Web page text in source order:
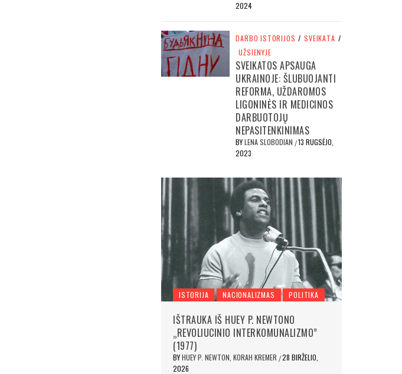
2024
DARBO ISTORIJOS / SVEIKATA /
UŽSIENYJE
SVEIKATOS APSAUGA
UKRAINOJE: ŠLUBUOJANTI
REFORMA, UŽDAROMOS
LIGONINĖS IR MEDICINOS
DARBUOTOJŲ
NEPASITENKINIMAS
BYLENA SLOBODIAN /13 RUGSĖJO,
2023
ISTORIJA NACIONALIZMAS POLITIKA
IŠTRAUKA IŠ HUEY P. NEWTONO
„REVOLIUCINIO INTERKOMUNALIZMO”
(1977)
BYHUEY P. NEWTON, KORAH KREMER /28 BIRŽELIO,
2026